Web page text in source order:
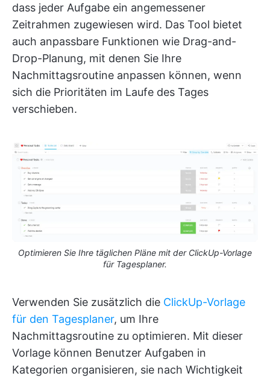
dass jeder Aufgabe ein angemessener
Zeitrahmen zugewiesen wird. Das Tool bietet
auch anpassbare Funktionen wie Drag-and-
Drop-Planung, mit denen Sie Ihre
Nachmittagsroutine anpassen können, wenn
sich die Prioritäten im Laufe des Tages
verschieben.
Optimieren Sie Ihre täglichen Pläne mit der ClickUp-Vorlage
für Tagesplaner.
Verwenden Sie zusätzlich die ClickUp-Vorlage
für den Tagesplaner, um Ihre
Nachmittagsroutine zu optimieren. Mit dieser
Vorlage können Benutzer Aufgaben in
Kategorien organisieren, sie nach Wichtigkeit